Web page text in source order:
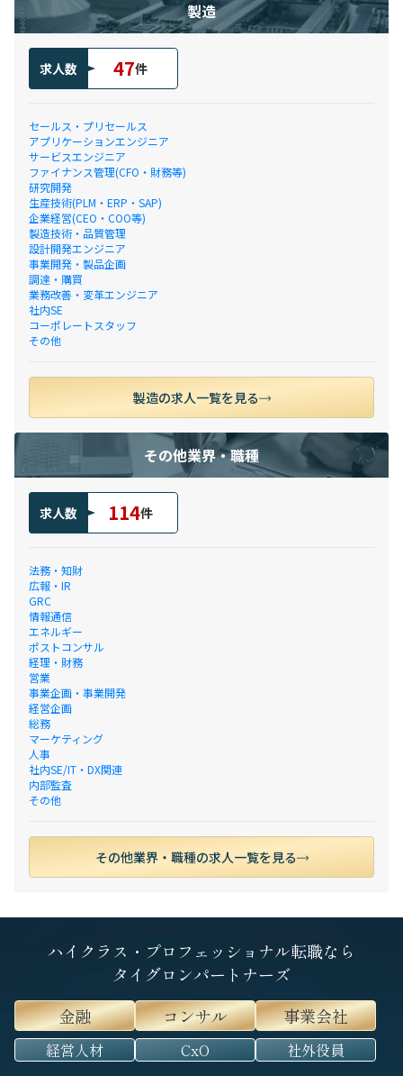
製造
求人数 47件
セールス・プリセールス
アプリケーションエンジニア
サービスエンジニア
ファイナンス管理(CFO・財務等)
研究開発
生産技術(PLM・ERP・SAP)
企業経営(CEO・COO等)
製造技術・品質管理
設計開発エンジニア
事業開発・製品企画
調達・購買
業務改善・変革エンジニア
社内SE
コーポレートスタッフ
その他
製造の求人一覧を見る
その他業界・職種
求人数 114件
法務・知財
広報・IR
GRC
情報通信
エネルギー
ポストコンサル
経理・財務
営業
事業企画・事業開発
経営企画
総務
マーケティング
人事
社内SE/IT・DX関連
内部監査
その他
その他業界・職種の求人一覧を見る
ハイクラス・プロフェッショナル転職なら
タイグロンパートナーズ
金融
コンサル 事業会社
経営人材 CxO 社外役員